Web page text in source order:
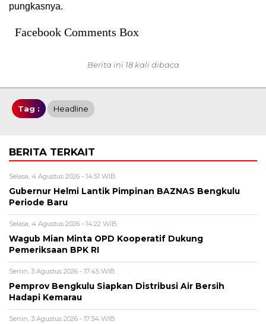
pungkasnya.
Facebook Comments Box
Berita ini 18 kali dibaca
Tag : Headline
BERITA TERKAIT
Selasa, 4 Agustus 2026 - 14:51 WIB
Gubernur Helmi Lantik Pimpinan BAZNAS Bengkulu
Periode Baru
Selasa, 4 Agustus 2026 - 14:22 WIB
Wagub Mian Minta OPD Kooperatif Dukung
Pemeriksaan BPK RI
Senin, 3 Agustus 2026 - 17:45 WIB
Pemprov Bengkulu Siapkan Distribusi Air Bersih
Hadapi Kemarau
Senin, 3 Agustus 2026 - 17:34 WIB